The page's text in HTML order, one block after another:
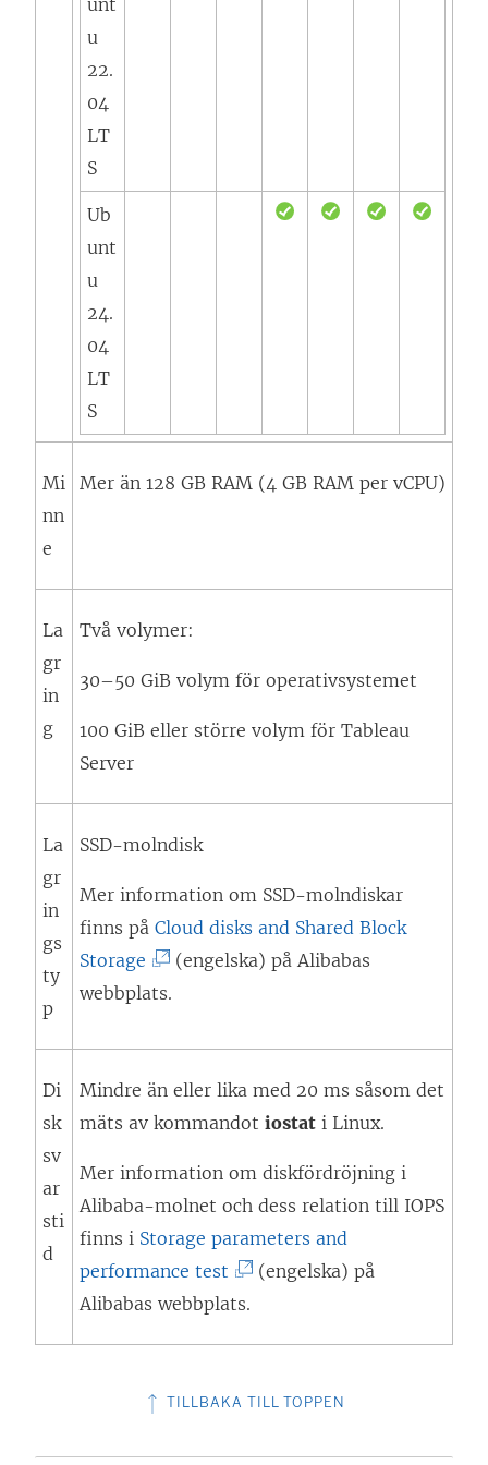
unt
u
22.
04
LT
S
Ub
unt
u
24.
04
LT
S
Mi
nn
e
Mer än 128 GB RAM (4 GB RAM per vCPU)
La
gr
in
g
Två volymer:
30–50 GiB volym för operativsystemet
100 GiB eller större volym för Tableau
Server
La
gr
in
gs
ty
p
SSD-molndisk
Mer information om SSD-molndiskar
finns på Cloud disks and Shared Block
Storage
L
k
e
s
e
(engelska) på Alibabas
webbplats.
Di
sk
sv
ar
sti
d
Mindre än eller lika med 20 ms såsom det
mäts av kommandot iostat i Linux.
Mer information om diskfördröjning i
Alibaba-molnet och dess relation till IOPS
finns i Storage parameters and
performance test
L
k
(engelska) på
Alibabas webbplats.
TILLBAKA TILL TOPPEN